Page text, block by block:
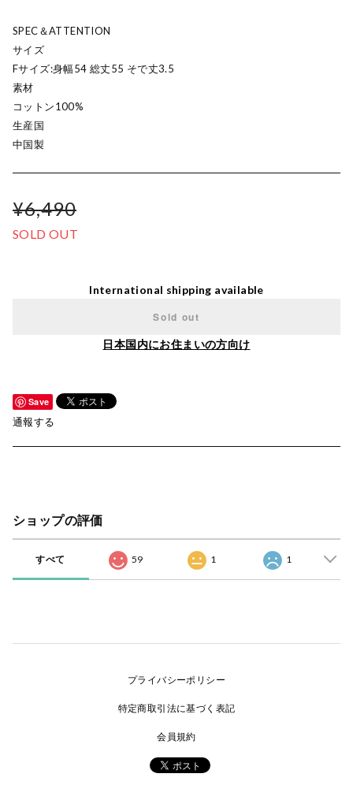
SPEC＆ATTENTION
サイズ
Fサイズ:身幅54 総丈55 そで丈3.5
素材
コットン100%
生産国
中国製
¥6,490
SOLD OUT
International shipping available
Sold out
日本国内にお住まいの方向け
Save
通報する
ショップの評価
すべて 59 1 1
プライバシーポリシー
特定商取引法に基づく表記
会員規約